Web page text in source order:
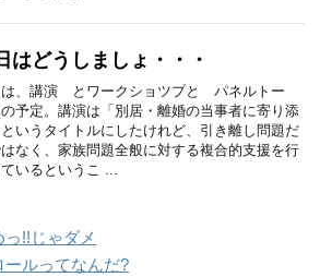
はどうしましょ・・・
は、講演 とワークショツプと パネルトー
予定。講演は「別居・離婚の当事者に寄り添
というタイトルにしたけれど、引き離し問題だ
なく、家族問題全般に対する複合的支援を行
いるというこ ...
!!じゃダメ
ールってなんだ?